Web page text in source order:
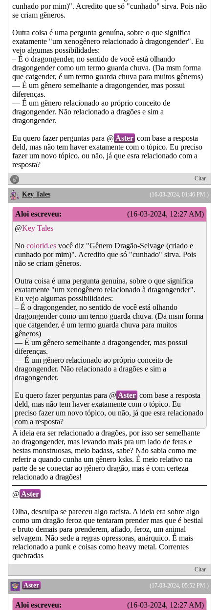
cunhado por mim)". Acredito que só "cunhado" sirva. Pois não
se criam gêneros.
Outra coisa é uma pergunta genuína, sobre o que significa
exatamente "um xenogênero relacionado à dragongender". Eu
vejo algumas possibilidades:
– É o dragongender, no sentido de você está olhando
dragongender como um termo guarda chuva. (Da msm forma
que catgender, é um termo guarda chuva para muitos gêneros)
— É um gênero semelhante a dragongender, mas possui
diferenças.
— É um gênero relacionado ao próprio conceito de
dragongender. Não relacionado a dragões e sim a
dragongender.
Eu quero fazer perguntas para @ Aster com base a resposta
deld, mas não tem haver exatamente com o tópico. Eu preciso
fazer um novo tópico, ou não, já que esra relacionado com a
resposta?
Citar
(16-03-2024, 01:46 PM )
Key Tales
(16-03-2024, 12:27 AM)
Aloi escreveu:
@Key Tales
No colorid.es você diz "Gênero Dragão-Selvage (criado e
cunhado por mim)". Acredito que só "cunhado" sirva. Pois
não se criam gêneros.
Outra coisa é uma pergunta genuína, sobre o que significa
exatamente "um xenogênero relacionado à dragongender".
Eu vejo algumas possibilidades:
– É o dragongender, no sentido de você está olhando
dragongender como um termo guarda chuva. (Da msm forma
que catgender, é um termo guarda chuva para muitos
gêneros)
— É um gênero semelhante a dragongender, mas possui
diferenças.
— É um gênero relacionado ao próprio conceito de
dragongender. Não relacionado a dragões e sim a
dragongender.
Eu quero fazer perguntas para @ Aster com base a resposta
deld, mas não tem haver exatamente com o tópico. Eu
preciso fazer um novo tópico, ou não, já que esra relacionado
com a resposta?
A ideia era ser relacionado a dragões, por isso ser semelhante
ao dragongender, mas levando mais pra um lado de feras e
bestas monstruosas, meio badass, sabe? Não sabia como me
referir a quando cunha um gênero ksks. É meio relativo na
parte de se conectar ao gênero dragão, mas é com certeza
relacionado a dragões!
@ Aster
Olha, desculpa se pareceu algo racista. A ideia era sobre algo
como um dragão feroz que tentaram prender mas que é bestial
e bruto demais para prenderem, afiado, feroz, um animal
selvagem. Não sede a regras opressoras, anárquico. É mais
relacionado a punk e coisas como heavy metal. Correntes
quebradas
Citar
(17-03-2024, 05:52 PM )
Aster
(16-03-2024, 12:27 AM)
Aloi escreveu: